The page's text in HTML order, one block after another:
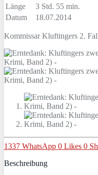
Länge
3 Std. 55 min.
Datum
18.07.2014
Kommissar Kluftingers 2.
1337 WhatsApp 0 Likes 0
Beschreibung